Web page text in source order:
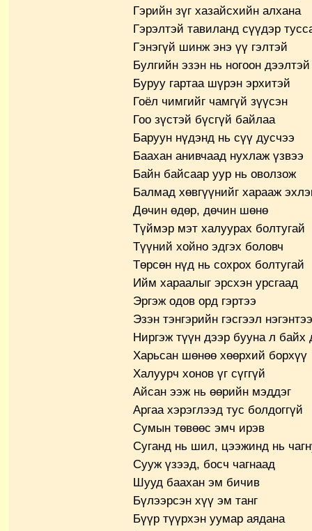
Гэрийн зүг хазайсхийн алхана
Гэрэлтэй тавиланд сүүдэр
Гэнэгүй шинж энэ үү гэлтэй
Булгийн эзэн нь ногоон дээлтэй
Буруу гартаа шүрэн эрхитэй
Гоёл чимгийг чамгүй зүүсэн
Гоо зүстэй бүсгүй байлаа
Баруун нүдэнд нь сүү дусчээ
Баахан анивчаад нухлаж үзвээ
Байн байсаар уур нь оволзож
Балмад хөвгүүнийг харааж
Дөчин өдөр, дөчин шөнө
Түймэр мэт халуурах болтугай
Түүний хойно эдгэх боловч
Төрсөн нүд нь сохрох болтугай
Ийм хараалыг эрсхэн урсгаад
Эргэж одов орд гэртээ
Эзэн тэнгэрийн гэсгээл нэгэнтээ
Ниргэж түүн дээр бууна л байх
Харьсан шөнөө хөөрхий борхүү
Халуурч хонов үг сүггүй
Айсан ээж нь өөрийн мэддэг
Аргаа хэрэглээд тус болдоггүй
Сумын төвөөс эмч ирэв
Суганд нь шил, цээжинд нь
Сууж үзээд, босч чагнаад
Шууд баахан эм бичив
Бүлээрсэн хүү эм танг
Бүүр түүрхэн уумар аядана